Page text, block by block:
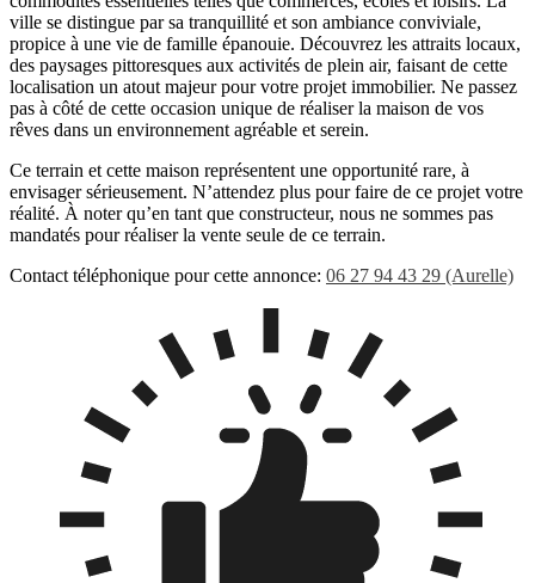
ville se distingue par sa tranquillité et son ambiance conviviale,
propice à une vie de famille épanouie. Découvrez les attraits locaux,
des paysages pittoresques aux activités de plein air, faisant de cette
localisation un atout majeur pour votre projet immobilier. Ne passez
pas à côté de cette occasion unique de réaliser la maison de vos
rêves dans un environnement agréable et serein.
Ce terrain et cette maison représentent une opportunité rare, à
envisager sérieusement. N’attendez plus pour faire de ce projet votre
réalité. À noter qu’en tant que constructeur, nous ne sommes pas
mandatés pour réaliser la vente seule de ce terrain.
Contact téléphonique pour cette annonce: 06 27 94 43 29 (Aurelle)